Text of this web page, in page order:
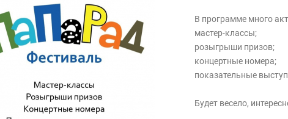
В программе много
мастер-классы;
розыгрыши призов;
концертные номера;
показательные
Будет весело,